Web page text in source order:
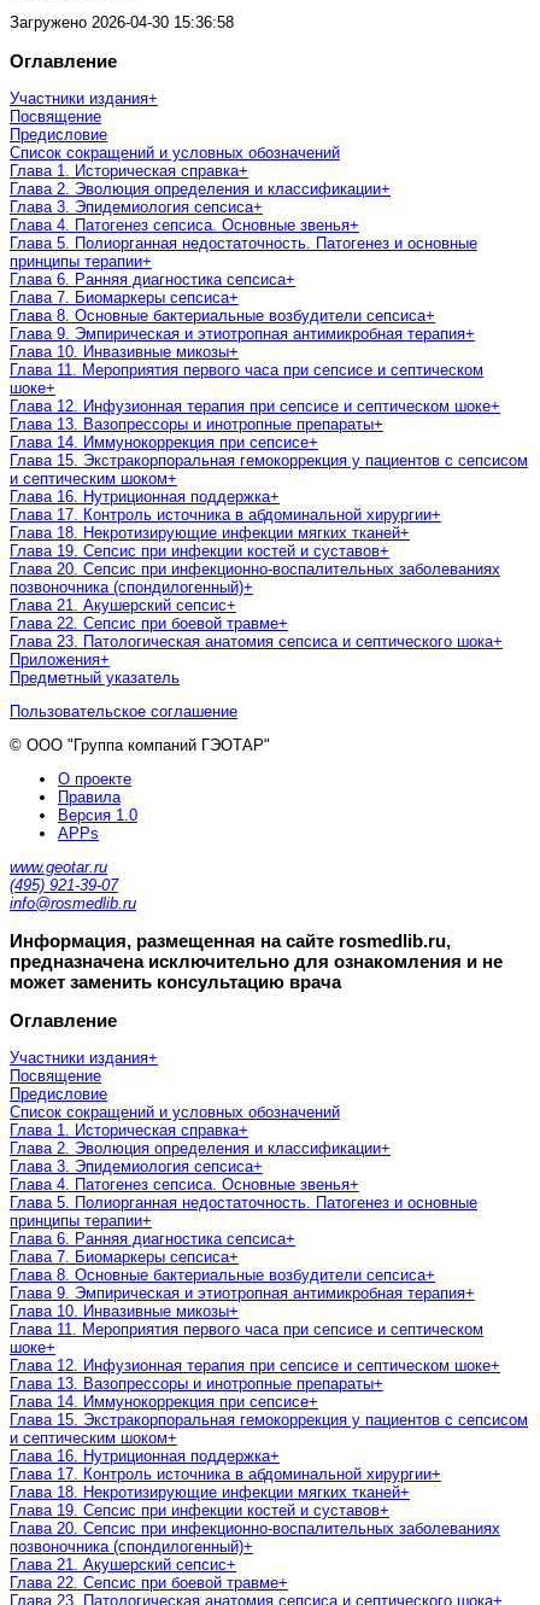
Загружено 2026-04-30 15:36:58
Оглавление
Участники издания+
Посвящение
Предисловие
Список сокращений и условных обозначений
Глава 1. Историческая справка+
Глава 2. Эволюция определения и классификации+
Глава 3. Эпидемиология сепсиса+
Глава 4. Патогенез сепсиса. Основные звенья+
Глава 5. Полиорганная недостаточность. Патогенез и основные
принципы терапии+
Глава 6. Ранняя диагностика сепсиса+
Глава 7. Биомаркеры сепсиса+
Глава 8. Основные бактериальные возбудители сепсиса+
Глава 9. Эмпирическая и этиотропная антимикробная терапия+
Глава 10. Инвазивные микозы+
Глава 11. Мероприятия первого часа при сепсисе и септическом
шоке+
Глава 12. Инфузионная терапия при сепсисе и септическом шоке+
Глава 13. Вазопрессоры и инотропные препараты+
Глава 14. Иммунокоррекция при сепсисе+
Глава 15. Экстракорпоральная гемокоррекция у пациентов с сепсисом
и септическим шоком+
Глава 16. Нутриционная поддержка+
Глава 17. Контроль источника в абдоминальной хирургии+
Глава 18. Некротизирующие инфекции мягких тканей+
Глава 19. Сепсис при инфекции костей и суставов+
Глава 20. Сепсис при инфекционно-воспалительных заболеваниях
позвоночника (спондилогенный)+
Глава 21. Акушерский сепсис+
Глава 22. Сепсис при боевой травме+
Глава 23. Патологическая анатомия сепсиса и септического шока+
Приложения+
Предметный указатель
Пользовательское соглашение
© ООО "Группа компаний ГЭОТАР"
О проекте
Правила
Версия 1.0
APPs
www.geotar.ru
(495) 921-39-07
info@rosmedlib.ru
Информация, размещенная на сайте rosmedlib.ru,
предназначена исключительно для ознакомления и не
может заменить консультацию врача
Оглавление
Участники издания+
Посвящение
Предисловие
Список сокращений и условных обозначений
Глава 1. Историческая справка+
Глава 2. Эволюция определения и классификации+
Глава 3. Эпидемиология сепсиса+
Глава 4. Патогенез сепсиса. Основные звенья+
Глава 5. Полиорганная недостаточность. Патогенез и основные
принципы терапии+
Глава 6. Ранняя диагностика сепсиса+
Глава 7. Биомаркеры сепсиса+
Глава 8. Основные бактериальные возбудители сепсиса+
Глава 9. Эмпирическая и этиотропная антимикробная терапия+
Глава 10. Инвазивные микозы+
Глава 11. Мероприятия первого часа при сепсисе и септическом
шоке+
Глава 12. Инфузионная терапия при сепсисе и септическом шоке+
Глава 13. Вазопрессоры и инотропные препараты+
Глава 14. Иммунокоррекция при сепсисе+
Глава 15. Экстракорпоральная гемокоррекция у пациентов с сепсисом
и септическим шоком+
Глава 16. Нутриционная поддержка+
Глава 17. Контроль источника в абдоминальной хирургии+
Глава 18. Некротизирующие инфекции мягких тканей+
Глава 19. Сепсис при инфекции костей и суставов+
Глава 20. Сепсис при инфекционно-воспалительных заболеваниях
позвоночника (спондилогенный)+
Глава 21. Акушерский сепсис+
Глава 22. Сепсис при боевой травме+
Глава 23. Патологическая анатомия сепсиса и септического шока+